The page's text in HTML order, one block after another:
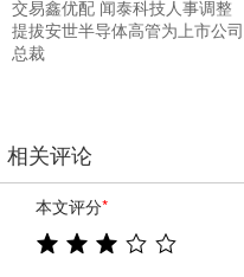
交易鑫优配 闻泰科技人事调整
提拔安世半导体高管为上市公司
总裁
相关评论
本文评分*